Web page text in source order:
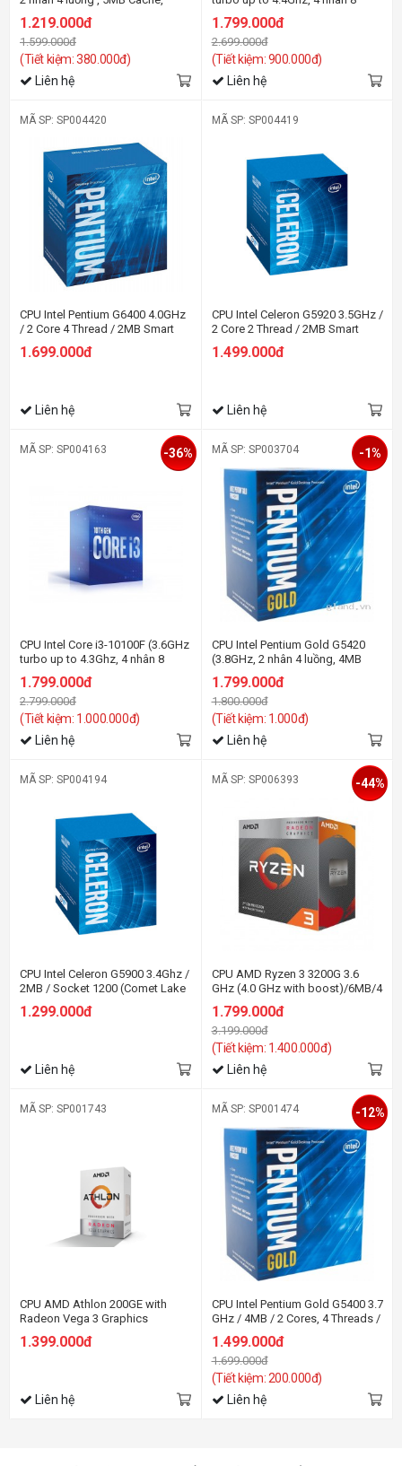
1.219.000đ
1.599.000đ
(Tiết kiệm: 380.000đ)
Liên hệ
Intel LGA 1200
1.799.000đ
2.699.000đ
(Tiết kiệm: 900.000đ)
Liên hệ
MÃ SP: SP004420
CPU Intel Pentium G6400 4.0GHz
/ 2 Core 4 Thread / 2MB Smart
Cache / UHD Graphics
610/Socket 1200
1.699.000đ
Liên hệ
MÃ SP: SP004419
CPU Intel Celeron G5920 3.5GHz /
2 Core 2 Thread / 2MB Smart
Cache / UHD Graphics
610/Socket 1200
1.499.000đ
Liên hệ
MÃ SP: SP004163
CPU Intel Core i3-10100F (3.6GHz
turbo up to 4.3Ghz, 4 nhân 8
Intel LGA 1200
1.799.000đ
2.799.000đ
(Tiết kiệm: 1.000.000đ)
-36%
Liên hệ
MÃ SP: SP003704
CPU Intel Pentium Gold G5420
(3.8GHz, 2 nhân 4 luồng, 4MB
1151)
1.799.000đ
1.800.000đ
(Tiết kiệm: 1.000đ)
-1%
Liên hệ
MÃ SP: SP004194
CPU Intel Celeron G5900 3.4Ghz /
2MB / Socket 1200 (Comet Lake
)
1.299.000đ
Liên hệ
MÃ SP: SP006393
CPU AMD Ryzen 3 3200G 3.6
GHz (4.0 GHz with boost)/6MB/4
cores 4 threads/Radeon Vega
8/65W
1.799.000đ
3.199.000đ
(Tiết kiệm: 1.400.000đ)
-44%
Liên hệ
MÃ SP: SP001743
CPU AMD Athlon 200GE with
Radeon Vega 3 Graphics
socket AM4
1.399.000đ
Liên hệ
MÃ SP: SP001474
CPU Intel Pentium Gold G5400 3.7
GHz / 4MB / 2 Cores, 4 Threads /
1151 (Coffee Lake)
1.499.000đ
1.699.000đ
(Tiết kiệm: 200.000đ)
-12%
Liên hệ